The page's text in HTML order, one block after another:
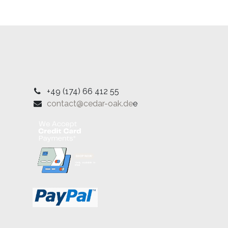
+49 (174) 66 412 55
contact@cedar-oak.dee